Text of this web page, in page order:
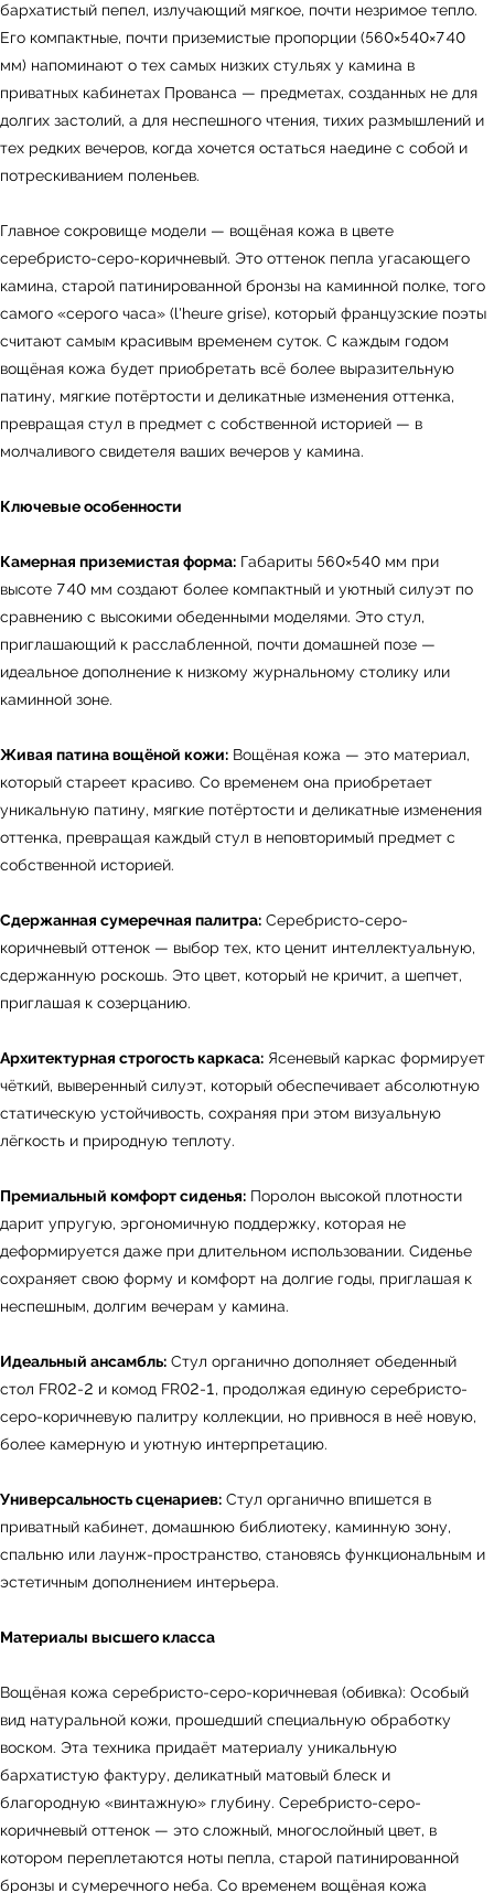
бархатистый пепел, излучающий мягкое, почти незримое тепло.
Его компактные, почти приземистые пропорции (560×540×740
мм) напоминают о тех самых низких стульях у камина в
приватных кабинетах Прованса — предметах, созданных не для
долгих застолий, а для неспешного чтения, тихих размышлений и
тех редких вечеров, когда хочется остаться наедине с собой и
потрескиванием поленьев.
Главное сокровище модели — вощёная кожа в цвете
серебристо-серо-коричневый. Это оттенок пепла угасающего
камина, старой патинированной бронзы на каминной полке, того
самого «серого часа» (l'heure grise), который французские поэты
считают самым красивым временем суток. С каждым годом
вощёная кожа будет приобретать всё более выразительную
патину, мягкие потёртости и деликатные изменения оттенка,
превращая стул в предмет с собственной историей — в
молчаливого свидетеля ваших вечеров у камина.
Ключевые особенности
Камерная приземистая форма: Габариты 560×540 мм при
высоте 740 мм создают более компактный и уютный силуэт по
сравнению с высокими обеденными моделями. Это стул,
приглашающий к расслабленной, почти домашней позе —
идеальное дополнение к низкому журнальному столику или
каминной зоне.
Живая патина вощёной кожи: Вощёная кожа — это материал,
который стареет красиво. Со временем она приобретает
уникальную патину, мягкие потёртости и деликатные изменения
оттенка, превращая каждый стул в неповторимый предмет с
собственной историей.
Сдержанная сумеречная палитра: Серебристо-серо-
коричневый оттенок — выбор тех, кто ценит интеллектуальную,
сдержанную роскошь. Это цвет, который не кричит, а шепчет,
приглашая к созерцанию.
Архитектурная строгость каркаса: Ясеневый каркас формирует
чёткий, выверенный силуэт, который обеспечивает абсолютную
статическую устойчивость, сохраняя при этом визуальную
лёгкость и природную теплоту.
Премиальный комфорт сиденья: Поролон высокой плотности
дарит упругую, эргономичную поддержку, которая не
деформируется даже при длительном использовании. Сиденье
сохраняет свою форму и комфорт на долгие годы, приглашая к
неспешным, долгим вечерам у камина.
Идеальный ансамбль: Стул органично дополняет обеденный
стол FR02-2 и комод FR02-1, продолжая единую серебристо-
серо-коричневую палитру коллекции, но привнося в неё новую,
более камерную и уютную интерпретацию.
Универсальность сценариев: Стул органично впишется в
приватный кабинет, домашнюю библиотеку, каминную зону,
спальню или лаунж-пространство, становясь функциональным и
эстетичным дополнением интерьера.
Материалы высшего класса
Вощёная кожа серебристо-серо-коричневая (обивка): Особый
вид натуральной кожи, прошедший специальную обработку
воском. Эта техника придаёт материалу уникальную
бархатистую фактуру, деликатный матовый блеск и
благородную «винтажную» глубину. Серебристо-серо-
коричневый оттенок — это сложный, многослойный цвет, в
котором переплетаются ноты пепла, старой патинированной
бронзы и сумеречного неба. Со временем вощёная кожа